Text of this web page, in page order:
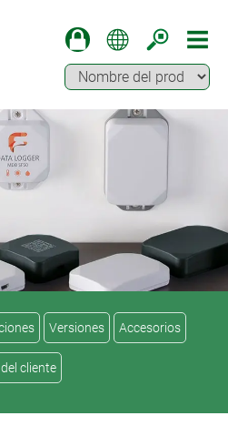
Versiones Accesorios
cliente